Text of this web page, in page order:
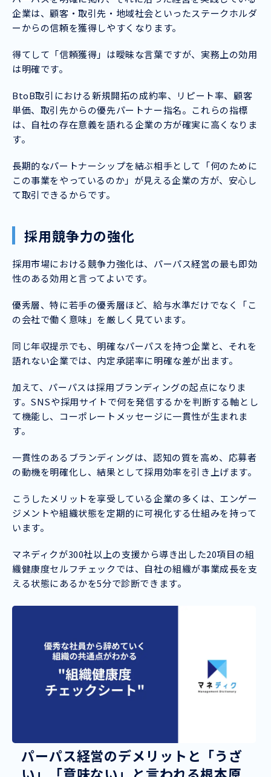
企業は、顧客・取引先・地域社会といったステークホルダ
ーからの信頼を獲得しやすくなります。
得てして「信頼獲得」は曖昧な言葉ですが、実務上の効用
は明確です。
BtoB取引における新規開拓の成約率、リピート率、顧客
単価、取引先からの優先パートナー指名。これらの指標
は、自社の存在意義を語れる企業の方が確実に高くなりま
す。
長期的なパートナーシップを結ぶ相手として「何のために
この事業をやっているのか」が見える企業の方が、安心し
て取引できるからです。
採用競争力の強化
採用市場における競争力強化は、パーパス経営の最も即効
性のある効用と言ってよいです。
優秀層、特に若手の優秀層ほど、給与水準だけでなく「こ
の会社で働く意味」を厳しく見ています。
同じ年収提示でも、明確なパーパスを持つ企業と、それを
語れない企業では、内定承諾率に明確な差が出ます。
加えて、パーパスは採用ブランディングの起点になりま
す。SNSや採用サイトで何を発信するかを判断する軸とし
て機能し、コーポレートメッセージに一貫性が生まれま
す。
一貫性のあるブランディングは、認知の質を高め、応募者
の動機を明確化し、結果として採用効率を引き上げます。
こうしたメリットを享受している企業の多くは、エンゲー
ジメントや組織状態を定期的に可視化する仕組みを持って
います。
マネディクが300社以上の支援から導き出した20項目の組
織健康度セルフチェックでは、自社の組織が事業成長を支
える状態にあるかを5分で診断できます。
パーパス経営のデメリットと「うざ